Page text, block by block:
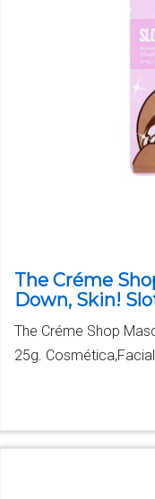
The Créme
Down, Skin!
The Créme Shop
25g.